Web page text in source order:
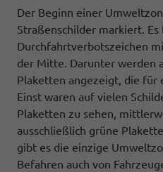
Der Beginn einer
Straßenschilder markiert. Es
Durchfahrtverbotszeichen
der Mitte. Darunter werden
Plaketten angezeigt, die für
Einst waren auf vielen
Plaketten zu sehen,
ausschließlich grüne
gibt es die einzige
Befahren auch von